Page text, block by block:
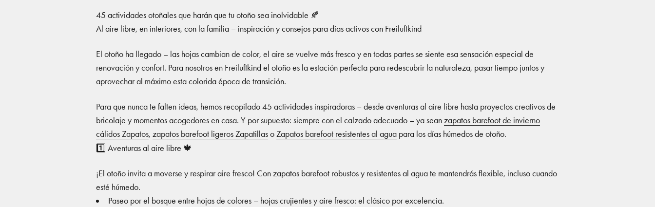
45 actividades otoñales que harán que tu otoño sea inolvidable 🍂
Al aire libre, en interiores, con la familia – inspiración y consejos para días activos con Freiluftkind
El otoño ha llegado – las hojas cambian de color, el aire se vuelve más fresco y en todas partes se siente esa sensación especial de
renovación y confort. Para nosotros en Freiluftkind el otoño es la estación perfecta para redescubrir la naturaleza, pasar tiempo juntos y
aprovechar al máximo esta colorida época de transición.
Para que nunca te falten ideas, hemos recopilado 45 actividades inspiradoras – desde aventuras al aire libre hasta proyectos creativos de
bricolaje y momentos acogedores en casa. Y por supuesto: siempre con el calzado adecuado – ya seanzapatos barefoot de invierno
cálidos Zapatos, zapatos barefoot ligeros ZapatillasoZapatos barefoot resistentes al agua para los días húmedos de otoño.
1️⃣ Aventuras al aire libre 🍁
¡El otoño invita a moverse y respirar aire fresco! Con zapatos barefoot robustos y resistentes al agua te mantendrás flexible, incluso cuando
esté húmedo.
Paseo por el bosque entre hojas de colores – hojas crujientes y aire fresco: el clásico por excelencia.